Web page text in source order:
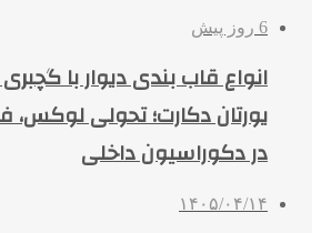
6 روز پیش
انواع قاب بندی دیوار با
یورتان دکارت؛ تحولی لوکس،
در دکوراسیون داخلی
۱۴۰۵/۰۴/۱۴